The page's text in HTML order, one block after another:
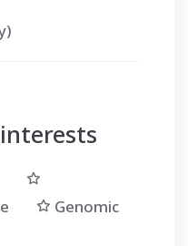
Genomic